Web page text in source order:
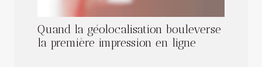
Quand la géolocalisation bouleverse
la première impression en ligne